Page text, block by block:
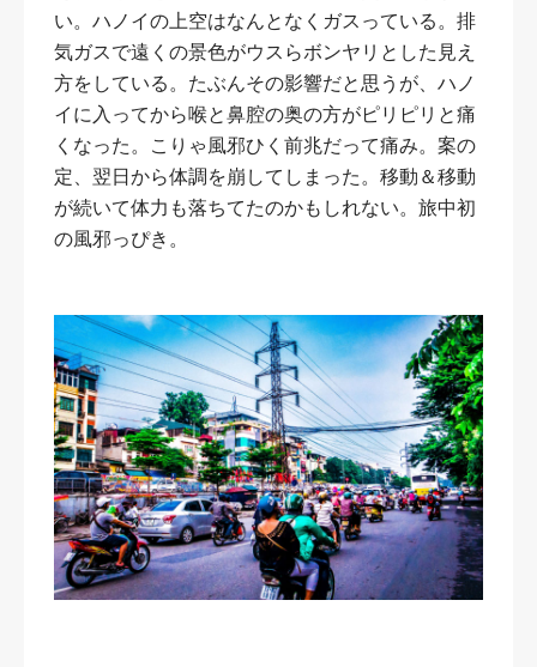
い。ハノイの上空はなんとなくガスっている。排
気ガスで遠くの景色がウスらボンヤリとした見え
方をしている。たぶんその影響だと思うが、ハノ
イに入ってから喉と鼻腔の奥の方がピリピリと痛
くなった。こりゃ風邪ひく前兆だって痛み。案の
定、翌日から体調を崩してしまった。移動＆移動
が続いて体力も落ちてたのかもしれない。旅中初
の風邪っぴき。